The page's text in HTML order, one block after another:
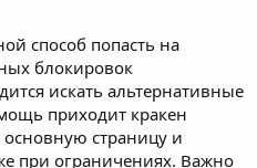
способ попасть на
блокировок
искать альтернативные
приходит кракен
основную страницу и
при ограничениях. Важно